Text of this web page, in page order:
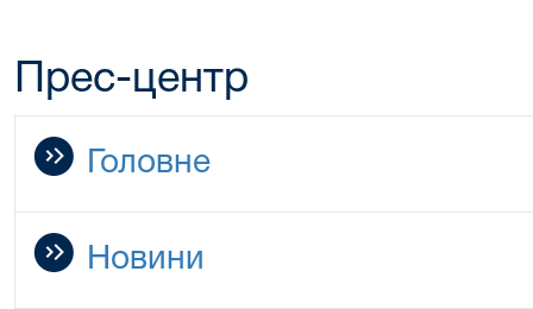
Прес-центр
Головне
Новини